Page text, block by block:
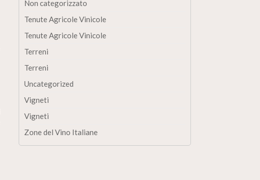
Non categorizzato
Tenute Agricole Vinicole
Tenute Agricole Vinicole
Terreni
Terreni
Uncategorized
Vigneti
Vigneti
Zone del Vino Italiane